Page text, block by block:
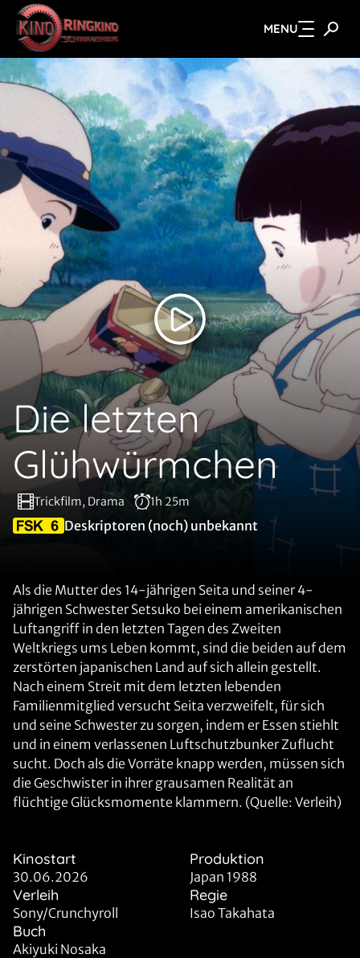
Zum Hauptinhalt springen MENU
Die letzten
Glühwürmchen
Trickfilm, Drama 1h 25m
Deskriptoren (noch) unbekannt
Als die Mutter des 14-jährigen Seita und seiner 4-
jährigen Schwester Setsuko bei einem amerikanischen
Luftangriff in den letzten Tagen des Zweiten
Weltkriegs ums Leben kommt, sind die beiden auf dem
zerstörten japanischen Land auf sich allein gestellt.
Nach einem Streit mit dem letzten lebenden
Familienmitglied versucht Seita verzweifelt, für sich
und seine Schwester zu sorgen, indem er Essen stiehlt
und in einem verlassenen Luftschutzbunker Zuflucht
sucht. Doch als die Vorräte knapp werden, müssen sich
die Geschwister in ihrer grausamen Realität an
flüchtige Glücksmomente klammern. (Quelle: Verleih)
Kinostart
30.06.2026
Produktion
Japan 1988
Verleih
Sony/Crunchyroll
Regie
Isao Takahata
Buch
Akiyuki Nosaka